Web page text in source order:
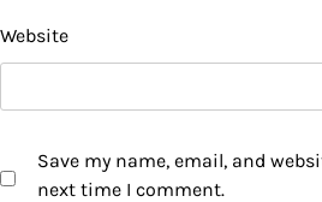
Website
Save my name, email, and
next time I comment.